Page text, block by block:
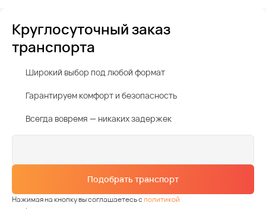
Круглосуточный заказ
транспорта
Широкий выбор под любой формат
Гарантируем комфорт и безопасность
Всегда вовремя — никаких задержек
Подобрать транспорт
Нажимая на кнопку вы соглашаетесь сполитикой